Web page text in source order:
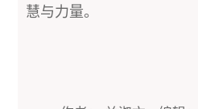
慧与力量。